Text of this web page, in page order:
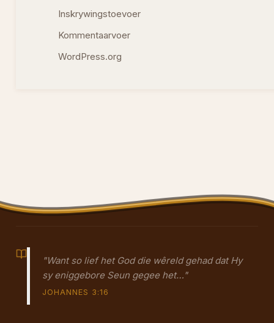
Inskrywingstoevoer
Kommentaarvoer
WordPress.org
"Want so lief het God die wêreld gehad dat Hy
sy eniggebore Seun gegee het…"
JOHANNES 3:16